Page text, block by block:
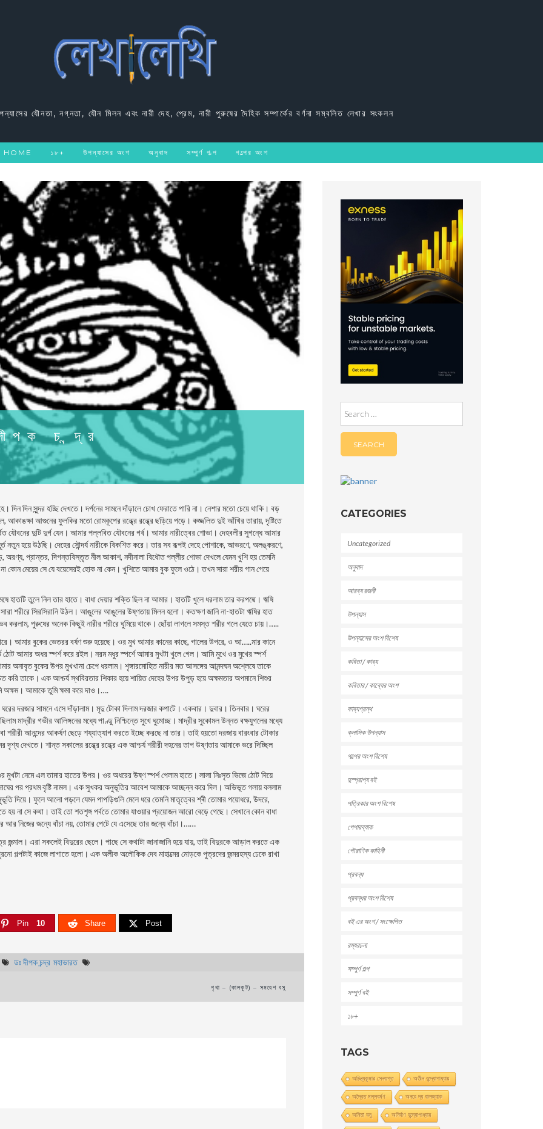
যৌনতা, নগ্নতা, যৌন মিলন এবং নারী দেহ, প্রেম, নারী পুরুষের দৈহিক সম্পার্কের বর্ণনা সম্বলিত লেখার সংকলন
HOME ১৮+ উপন্যাসের অংশ অনুবাদ সম্পুর্ণ গল্প গল্পের অংশ
চন্দ্র
দিন সুন্দর হচ্ছি দেখতে। দর্পনের সামনে দাঁড়ালে চোখ ফেরাতে পারি না। নেশার মতাে চেয়ে থাকি। বড়
আগুনের ফুলকির মতাে রােমকূপের রন্ধ্রে রন্ধ্রে ছড়িয়ে পড়ে। কজ্জলিত দুই আঁখির তারায়, দৃষ্টিতে
যৌবনের দুটি দুর্গ যেন। আমার পল্লবিত যৌবনের গর্ব। আমার নারীত্বের শােভা। দেহবলীর সুগন্ধে আমার
হয়ে উঠছি। দেহের সৌন্দর্য নারীকে বিকশিত করে। তার সব রূপই দেহে পােশাকে, আভরণে, অলঙ্করণে,
অরণ্য, প্রান্তর, দিগন্তবিস্তৃত নীল আকাশ, নদীনালা বিধৌত পল্লীর শােভা দেখলে যেমন খুশি হয় তেমনি
কোন মেয়ের সে যে বয়েসেরই হােক না কেন। খুশিতে আমার বুক ফুলে ওঠে। তখন সারা শরীর গান গেয়ে
হাতটি তুলে নিল তার হাতে। বাধা দেয়ার শক্তি ছিল না আমার। হাতটি খুলে ধরলাম তার করপদ্মে। ঋষি
শরীরে সিরসিরানি উঠল। আঙুলের আঙুলের উষ্ণতায় মিলন হলাে। কতক্ষণ জানি না-হাতটা ঋষির হাত
করলাম, পুরুষের অনেক কিছুই নারীর শরীরে ঘুমিয়ে থাকে। ছোঁয়া লাগলে সমস্ত শরীর গলে যেতে চায়।…..
আমার বুকের ভেতরর বর্ষণ শুরু হয়েছে। ওর মুখ আমার কানের কাছে, গালের উপরে, ও আ…..মার কানে
আমার অধর স্পর্শ করে রইল। নরম মধুর স্পর্শে আমার মুখটা খুলে গেল। আমি মুখে ওর মুখের স্পর্শ
অনাবৃত বুকের উপর মুখখানা চেপে ধরলাম। শৃঙ্গারমােহিত নারীর মত আসঙ্গের আনন্দঘন অশ্লেষে তাকে
করি তাকে। এক আশ্চর্য স্থবিরতার শিকার হয়ে শায়িত দেহের উপর উপুড় হয়ে অক্ষমতার অপমানে শিশুর
অক্ষম। আমাকে তুমি ক্ষমা করে দাও।….
দরজার সামনে এসে দাঁড়ালাম। মৃদু টোকা দিলাম দরজার কপাটে। একবার। দুবার। তিনবার। ঘরের
মাদ্রীর গভীর আলিঙ্গনের মধ্যে পাণ্ডু নিশ্চিন্তে সুখে ঘুমােচ্ছ। মাদ্রীর সুকোমল উন্নত বক্ষযুগলের মধ্যে
আনন্দের আকর্ষণ ছেড়ে শয্যাত্যাগ করতে ইচ্ছে করছে না তার। তাই হয়তাে দরজায় বারংবার টোকার
দৃশ্য দেখতে। শান্ত সকালের রন্ধ্রে রন্ধ্রে এক আশ্চর্য শরীরী দহনের তাপ উষ্ণতায় আমাকে ভরে দিচ্ছিল
নেমে এল তামার হাতের উপর। ওর অধরের উষ্ণ স্পর্শ পেলাম হাতে। লালা নিঃসৃত ভিজে ঠোট দিয়ে
পর প্রথম বৃষ্টি নামল। এক সুখকর অনুভূতির আবেশ আমাকে আচ্ছন্ন করে দিল। অভিভূত গলায় বললাম
ফুলে আলাে পড়লে যেমন পাপড়িগুলি মেলে ধরে তেমনি মাতৃত্বের শ্ৰী তােমার পয়ােধরে, উদরে,
না সে কথা। তাই তাে শতশৃঙ্গ পর্বতে তােমার যাওয়ার প্রয়ােজন আরাে বেড়ে গেছে। সেখানে কোন বাধা
নিজের জন্যে বাঁচা নয়, তােমার পেটে যে এসেছে তার জন্যে বাঁচা।……
জন্মাল। এরা সকলেই বিদুরের ছেলে। পাছে সে কথাটা জানাজানি হয়ে যায়, তাই বিদুরকে আড়াল করতে এক
গল্পটাই কাজে লাগাতে হলাে। এক অলীক অলৌকিক দেব মাহাত্মের মােড়কে পুত্রদের জন্মরহস্য ঢেকে রাখা
Pin 10 Share Post
ডঃ দীপক চন্দ্র মহাভারত
পৃথা – (কালকূট) – সমরেশ বসু
for:
CATEGORIES
Uncategorized
অনুবাদ
আরব্য রজনী
উপন্যাস
উপন্যাসের অংশ বিশেষ
কবিতা / কাব্য
কবিতার / কাব্যের অংশ
কাব্যগ্রন্থ
ক্লাসিক উপন্যাস
গল্পের অংশ বিশেষ
দুস্প্রাপ্য বই
পত্রিকার অংশ বিশেষ
পেপারব্যাক
পৌরাণিক কাহিনী
প্রবন্ধ
প্রবন্ধর অংশ বিশেষ
বই এর অংশ / সংক্ষেপিত
রম্যরচনা
সম্পুর্ণ গল্প
সম্পুর্ণ বই
১৮+
TAGS
অচিন্ত্যকুমার সেনগুপ্ত অতীন বন্দ্যোপাধ্যায়
অদ্বৈত মল্লবর্মণ অনরে দ্য বালজ্যাক
অনিতা বসু অনির্বাণ বন্দ্যোপাধ্যায়